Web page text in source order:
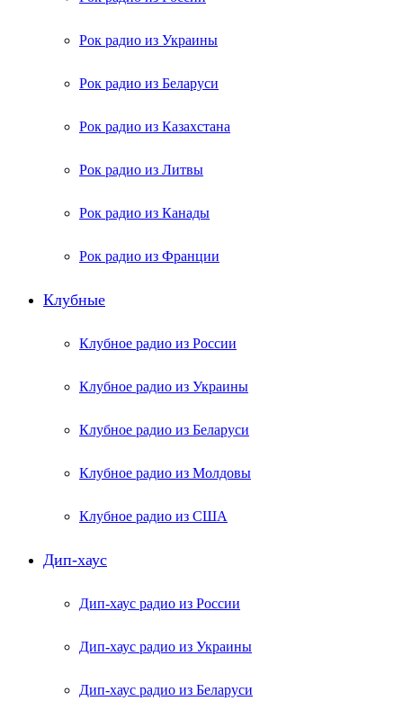
Рок радио из Украины
Рок радио из Беларуси
Рок радио из Казахстана
Рок радио из Литвы
Рок радио из Канады
Рок радио из Франции
Клубные
Клубное радио из России
Клубное радио из Украины
Клубное радио из Беларуси
Клубное радио из Молдовы
Клубное радио из США
Дип-хаус
Дип-хаус радио из России
Дип-хаус радио из Украины
Дип-хаус радио из Беларуси